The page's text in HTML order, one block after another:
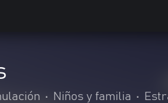
• Niños y familia •